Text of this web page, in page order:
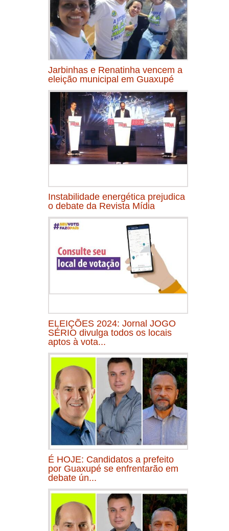
Jarbinhas e Renatinha vencem a
eleição municipal em Guaxupé
Instabilidade energética prejudica
o debate da Revista Mídia
ELEIÇÕES 2024: Jornal JOGO
SÉRIO divulga todos os locais
aptos à vota...
É HOJE: Candidatos a prefeito
por Guaxupé se enfrentarão em
debate ún...